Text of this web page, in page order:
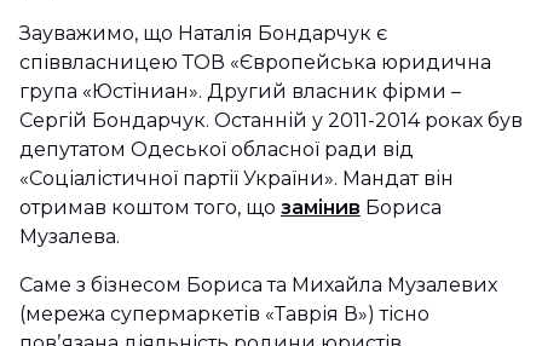
Зауважимо, що Наталія Бондарчук є
співвласницею ТОВ «Європейська юридична
група «Юстіниан». Другий власник фірми –
Сергій Бондарчук. Останній у 2011-2014 роках був
депутатом Одеської обласної ради від
«Соціалістичної партії України». Мандат він
отримав коштом того, що замінив Бориса
Музалева.
Саме з бізнесом Бориса та Михайла Музалевих
(мережа супермаркетів «Таврія В») тісно